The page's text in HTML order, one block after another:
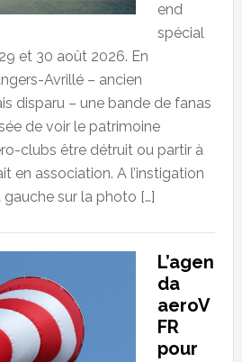
end
spécial
et 30 août 2026. En
Avrillé – ancien
disparu – une bande de fanas
de voir le patrimoine
clubs être détruit ou partir à
en association. A l’instigation
sur la photo […]
L’agen
da
aeroV
FR
pour